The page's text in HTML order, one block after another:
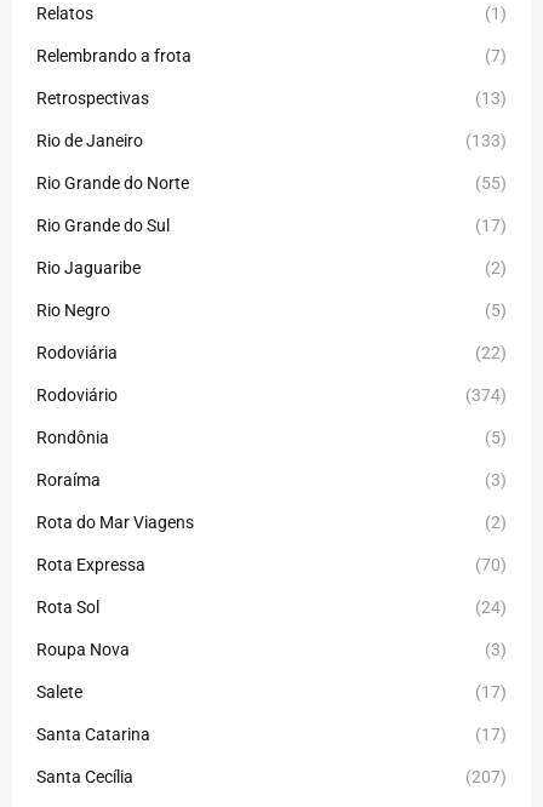
Relatos (1)
Relembrando a frota (7)
Retrospectivas (13)
Rio de Janeiro (133)
Rio Grande do Norte (55)
Rio Grande do Sul (17)
Rio Jaguaribe (2)
Rio Negro (5)
Rodoviária (22)
Rodoviário (374)
Rondônia (5)
Roraíma (3)
Rota do Mar Viagens (2)
Rota Expressa (70)
Rota Sol (24)
Roupa Nova (3)
Salete (17)
Santa Catarina (17)
Santa Cecília (207)